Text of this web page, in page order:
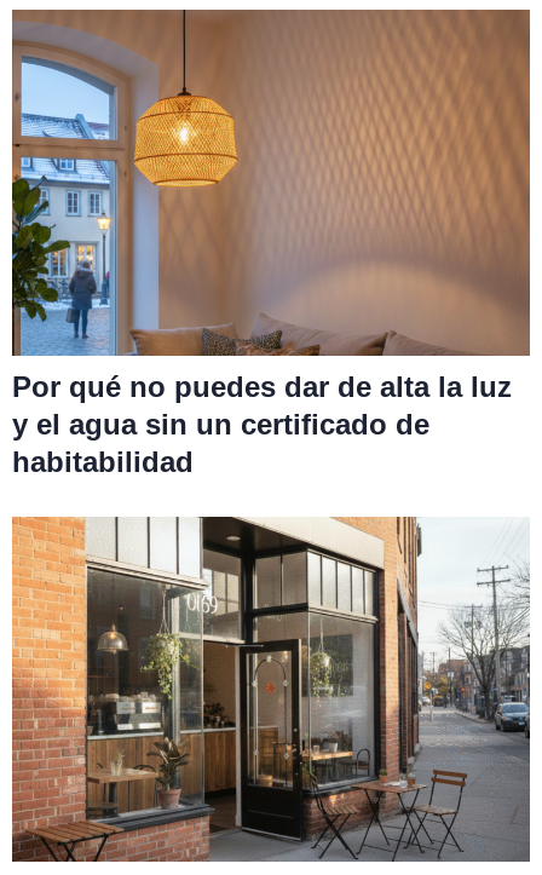
Por qué no puedes dar de alta la luz
y el agua sin un certificado de
habitabilidad